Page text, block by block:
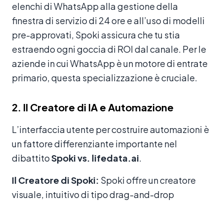
elenchi di WhatsApp alla gestione della
finestra di servizio di 24 ore e all’uso di modelli
pre-approvati, Spoki assicura che tu stia
estraendo ogni goccia di ROI dal canale. Per le
aziende in cui WhatsApp è un motore di entrate
primario, questa specializzazione è cruciale.
2. Il Creatore di IA e Automazione
L’interfaccia utente per costruire automazioni è
un fattore differenziante importante nel
dibattitoSpoki vs. lifedata.ai.
Il Creatore di Spoki: Spoki offre un creatore
visuale, intuitivo di tipo drag-and-drop